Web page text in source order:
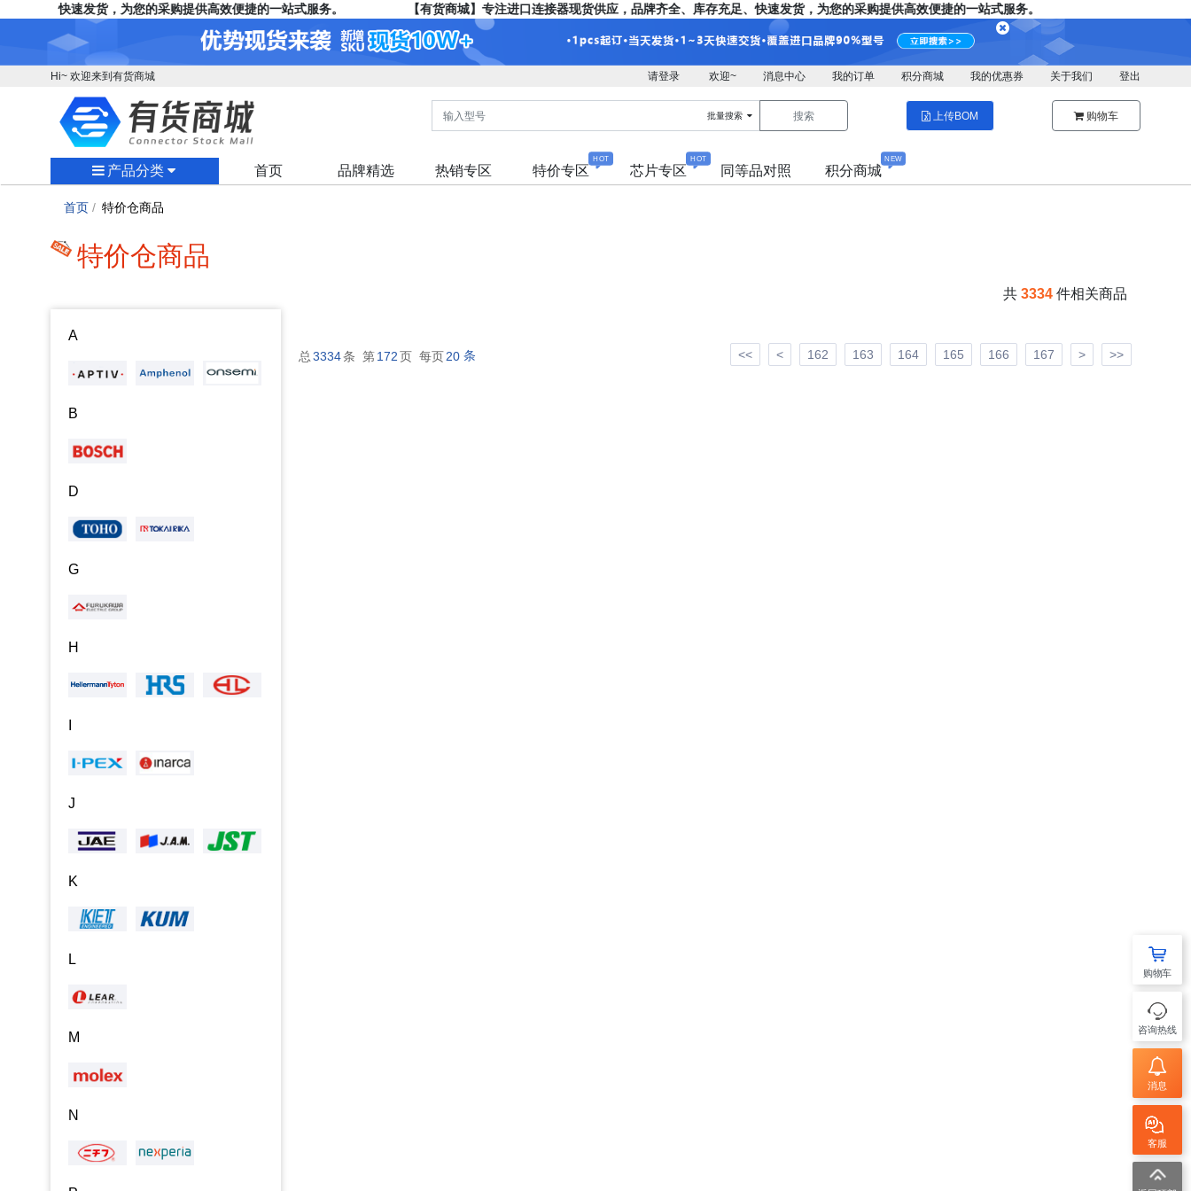
足、快速发货，为您的采购提供高效便捷的一站式服务。 【有货商城】专注进口连接器现货供应，品牌齐全、库存充足、快速发货，为您的采购提供高效便捷的一站式服务。
Hi~ 欢迎来到有货商城 请登录 欢迎~ 消息中心 我的订单 积分商城 我的优惠券 关于我们 登出
批量搜索 搜索 上传BOM 购物车
产品分类 首页 品牌精选 热销专区 特价专区
HOT
芯片专区
HOT
同等品对照 积分商城
NEW
购物车
咨询热线
消息
客服
首页 / 特价仓商品
特价仓商品
A
B
D
G
H
J
K
L
M
N
共 3334 件相关商品
总 3334条 第172页 每页20 条 << < 162 163 164 165 166 167 > >>